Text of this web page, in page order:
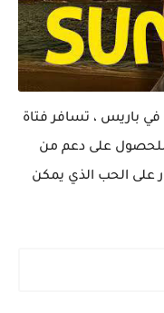
باريس ، تسافر فتاة
للحصول على دعم من
على الحب الذي يمكن